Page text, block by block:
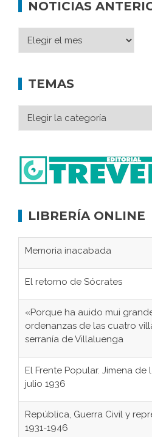
NOTICIAS
TEMAS
LIBRERÍA ONLINE
Memoria inacabada
El retorno de Sócrates
«Porque ha auido mui
ordenanzas de las cuatro
serranía de Villaluenga
El Frente Popular. Jimena
julio 1936
República, Guerra Civil y
1931-1946